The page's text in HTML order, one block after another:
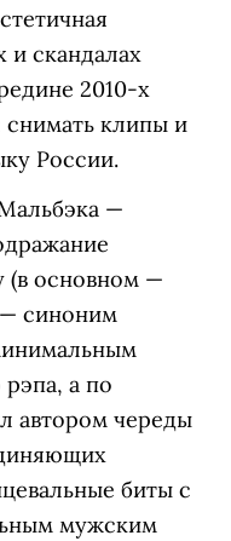
и скандалах
2010-х
снимать клипы и
России.
—
(в основном —
— синоним
а по
автором череды
биты с
мужским